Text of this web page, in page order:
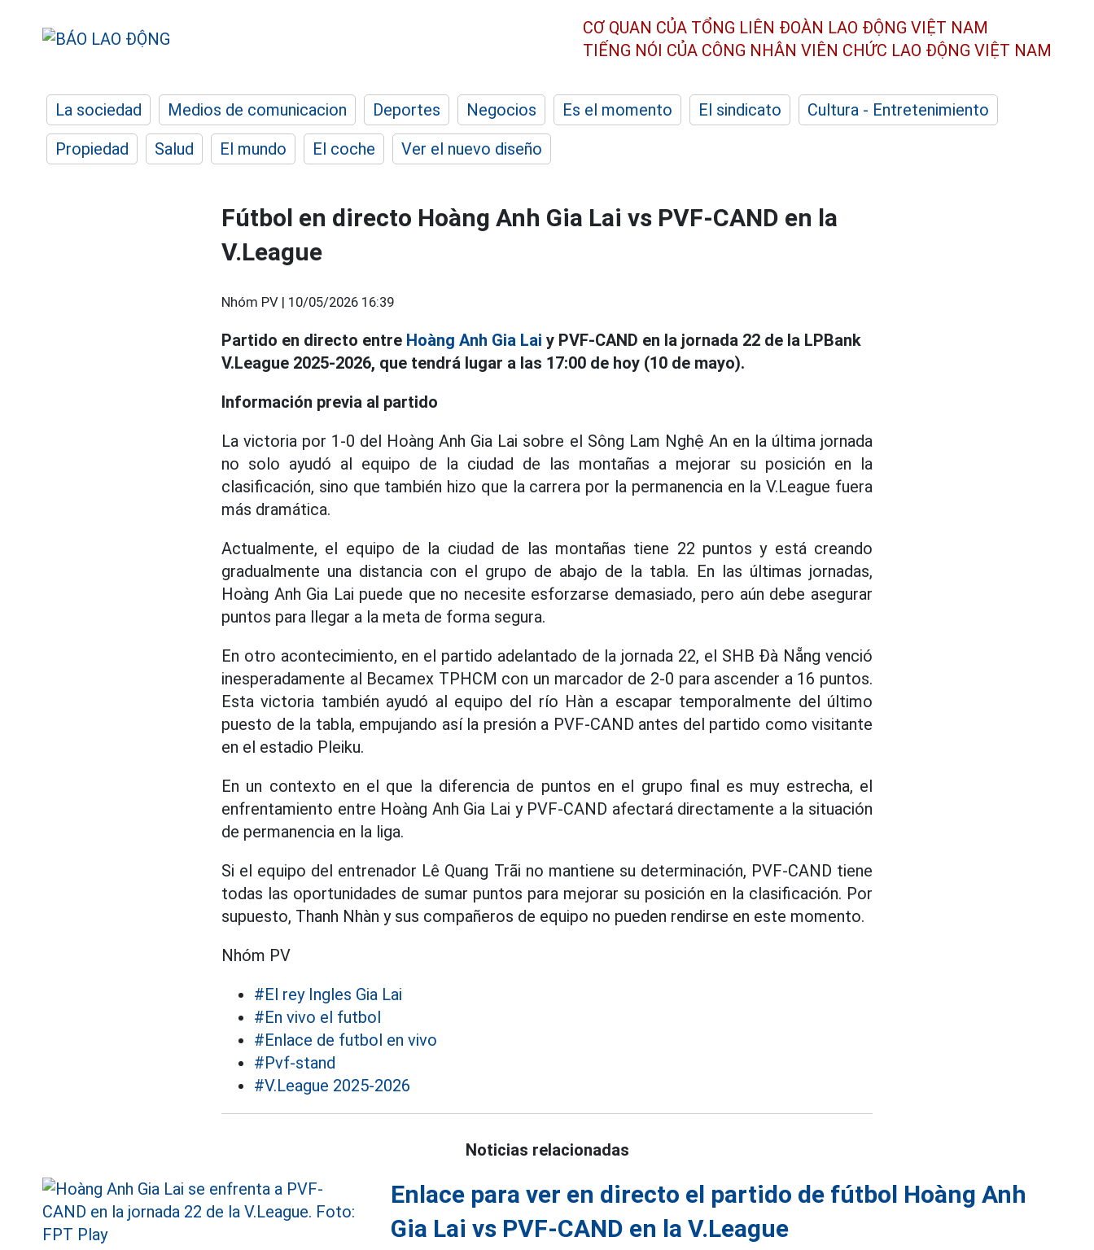
CƠ QUAN CỦA TỔNG LIÊN ĐOÀN LAO ĐỘNG VIỆT NAM
TIẾNG NÓI CỦA CÔNG NHÂN VIÊN CHỨC LAO ĐỘNG VIỆT NAM
La sociedad Medios de comunicacion Deportes Negocios Es el momento El sindicato
Cultura - Entretenimiento
Propiedad
Salud El mundo El coche Ver el nuevo diseño
Fútbol en directo Hoàng Anh Gia Lai vs PVF-CAND en la
V.League
Nhóm PV | 10/05/2026 16:39
Partido en directo entre Hoàng Anh Gia Lai y PVF-CAND en la jornada 22 de la LPBank
V.League 2025-2026, que tendrá lugar a las 17:00 de hoy (10 de mayo).
Información previa al partido
La victoria por 1-0 del Hoàng Anh Gia Lai sobre el Sông Lam Nghệ An en la última jornada
no solo ayudó al equipo de la ciudad de las montañas a mejorar su posición en la
clasificación, sino que también hizo que la carrera por la permanencia en la V.League fuera
más dramática.
Actualmente, el equipo de la ciudad de las montañas tiene 22 puntos y está creando
gradualmente una distancia con el grupo de abajo de la tabla. En las últimas jornadas,
Hoàng Anh Gia Lai puede que no necesite esforzarse demasiado, pero aún debe asegurar
puntos para llegar a la meta de forma segura.
En otro acontecimiento, en el partido adelantado de la jornada 22, el SHB Đà Nẵng venció
inesperadamente al Becamex TPHCM con un marcador de 2-0 para ascender a 16 puntos.
Esta victoria también ayudó al equipo del río Hàn a escapar temporalmente del último
puesto de la tabla, empujando así la presión a PVF-CAND antes del partido como visitante
en el estadio Pleiku.
En un contexto en el que la diferencia de puntos en el grupo final es muy estrecha, el
enfrentamiento entre Hoàng Anh Gia Lai y PVF-CAND afectará directamente a la situación
de permanencia en la liga.
Si el equipo del entrenador Lê Quang Trãi no mantiene su determinación, PVF-CAND tiene
todas las oportunidades de sumar puntos para mejorar su posición en la clasificación. Por
supuesto, Thanh Nhàn y sus compañeros de equipo no pueden rendirse en este momento.
Nhóm PV
#El rey Ingles Gia Lai
#En vivo el futbol
#Enlace de futbol en vivo
#Pvf-stand
#V.League 2025-2026
Noticias relacionadas
Enlace para ver en directo el partido de fútbol Hoàng Anh
Gia Lai vs PVF-CAND en la V.League